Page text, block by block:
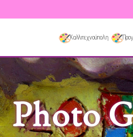
Καλλιτεχνούπολη
Photo